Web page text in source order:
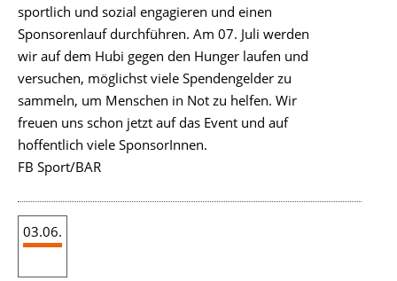
sportlich und sozial engagieren und einen
Sponsorenlauf durchführen. Am 07. Juli werden
wir auf dem Hubi gegen den Hunger laufen und
versuchen, möglichst viele Spendengelder zu
sammeln, um Menschen in Not zu helfen. Wir
freuen uns schon jetzt auf das Event und auf
hoffentlich viele SponsorInnen.
FB Sport/BAR
03.06.